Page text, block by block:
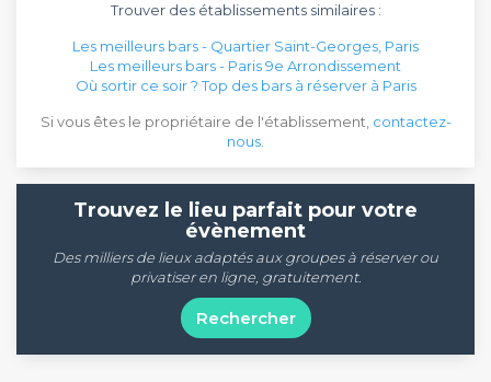
Trouver des établissements similaires :
Les meilleurs bars - Quartier Saint-Georges, Paris
Les meilleurs bars - Paris 9e Arrondissement
Où sortir ce soir ? Top des bars à réserver à Paris
Si vous êtes le propriétaire de l'établissement, contactez-
nous
Trouvez le lieu parfait pour votre
évènement
Des milliers de lieux adaptés aux groupes à réserver ou
privatiser en ligne, gratuitement.
Rechercher